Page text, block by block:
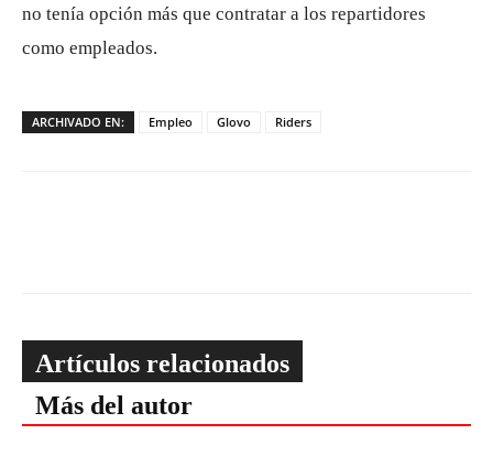
no tenía opción más que contratar a los repartidores
como empleados.
ARCHIVADO EN: Empleo Glovo Riders
Artículos relacionados
Más del autor